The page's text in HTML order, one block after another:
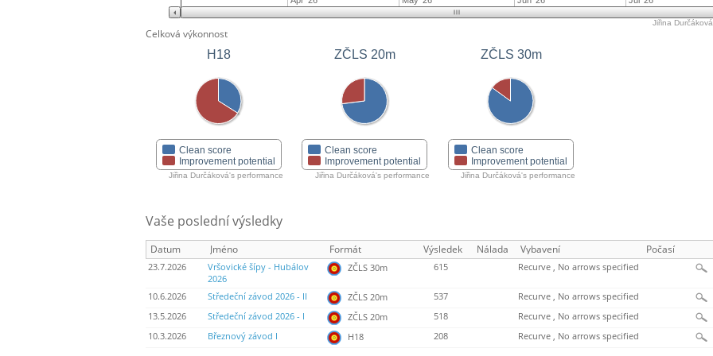
Jiřina
Celková výkonnost
H18
Clean score
Improvement potential
Jiřina Durčáková's performance
ZČLS 20m
Clean score
Improvement potential
Jiřina Durčáková's performance
ZČLS 30m
Clean score
Improvement potential
Jiřina Durčáková's performance
Vaše poslední výsledky
Datum Jméno Formát Výsledek Nálada Vybavení Počasí
23.7.2026
Vršovické šípy - Hubálov
2026
ZČLS 30m 615 Recurve , No arrows specified
10.6.2026 Středeční závod 2026 - II ZČLS 20m 537
Recurve , No arrows specified
13.5.2026
Středeční závod 2026 - I ZČLS 20m 518
Recurve , No arrows specified
10.3.2026
Březnový závod I H18 208 Recurve , No arrows specified